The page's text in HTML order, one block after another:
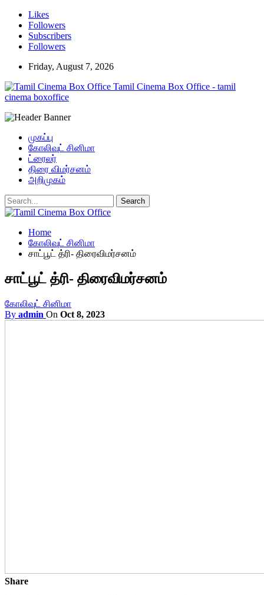
Likes
Followers
Subscribers
Followers
Friday, August 7, 2026
Tamil Cinema Box Office - tamil
cinema boxoffice
முகப்பு
கோலிவுட் சினிமா
ட்ரைலர்
திரை விமர்சனம்
அறிமுகம்
Home
கோலிவுட் சினிமா
சாட்பூட் த்ரி- திரைவிமர்சனம்
சாட்பூட் த்ரி- திரைவிமர்சனம்
கோலிவுட் சினிமா
By admin On Oct 8, 2023
Share